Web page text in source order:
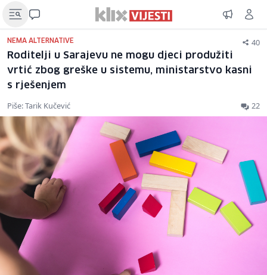
NEMA ALTERNATIVE 40
Roditelji u Sarajevu ne mogu djeci produžiti
vrtić zbog greške u sistemu, ministarstvo kasni
s rješenjem
Piše: Tarik Kučević 22